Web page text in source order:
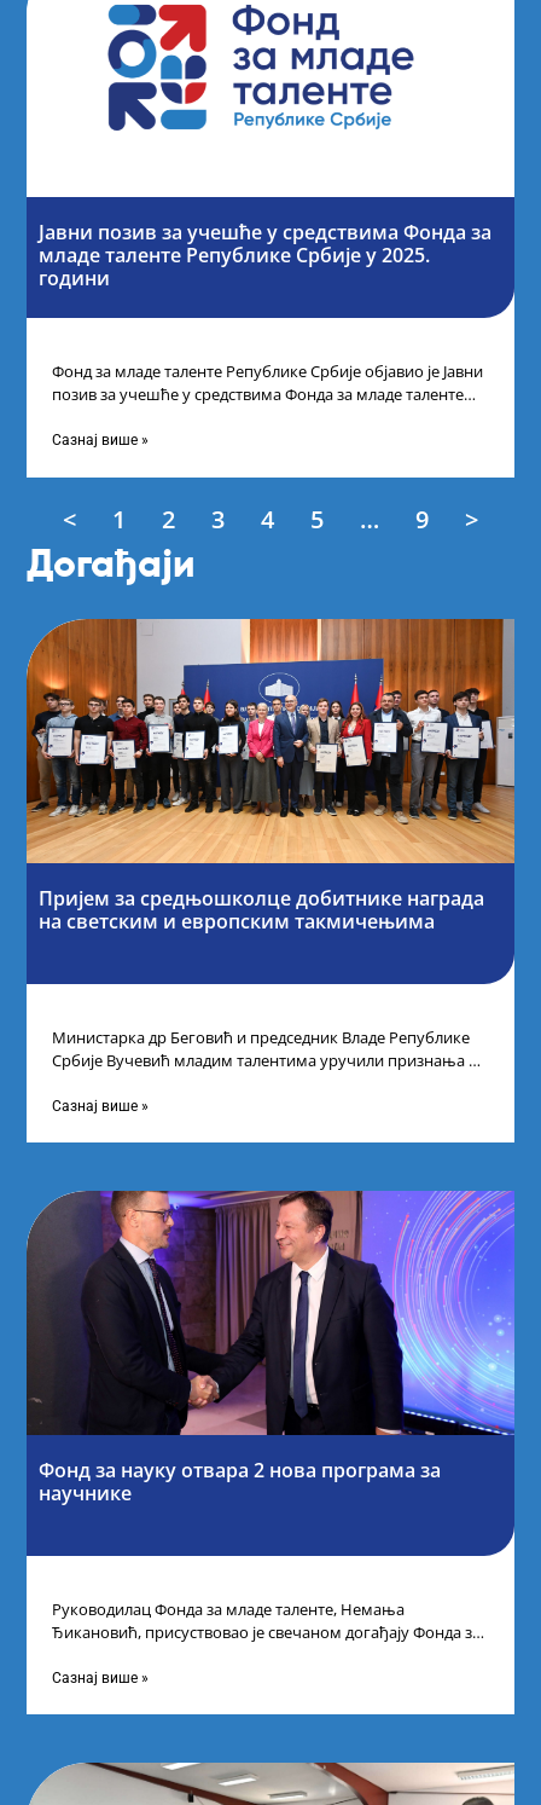
Јавни позив за учешће у средствима Фонда за
младе таленте Републике Србије у 2025.
години
Фонд за младе таленте Републике Србије објавио је Јавни
позив за учешће у средствима Фонда за младе таленте
Сазнај више »
< 1 2 3 4 5 … 9 >
Догађаји
Пријем за средњошколце добитнике награда
на светским и европским такмичењима
Министарка др Беговић и председник Владе Републике
Србије Вучевић младим талентима уручили признања У
Сазнај више »
Фонд за науку отвара 2 нова програма за
научнике
Руководилац Фонда за младе таленте, Немања
Ђикановић, присуствовао је свечаном догађају Фонда за
Сазнај више »